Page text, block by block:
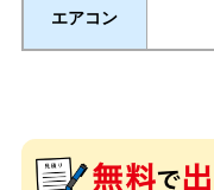
エアコン